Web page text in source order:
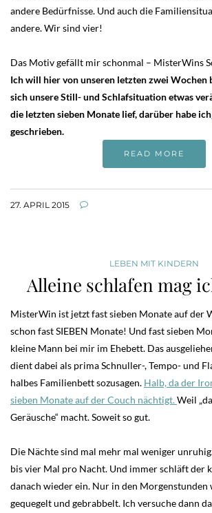
andere Bedürfnisse. Und auch die
andere. Wir sind vier!
Das Motiv gefällt mir schonmal – MisterWins
Ich will hier von unseren letzten zwei Wochen
sich unsere Still- und Schlafsituation etwas
die letzten sieben Monate lief, darüber habe ich
geschrieben.
READ MORE
27. APRIL 2015
LEBEN MIT KINDERN
Alleine schlafen mag
MisterWin ist jetzt fast sieben Monate auf der
schon fast SIEBEN Monate! Und fast sieben
kleine Mann bei mir im Ehebett. Das
dient dabei als prima Schnuller-, Tempo- und
halbes Familienbett sozusagen. Halb, da der
sieben Monate auf der Couch nächtigt.Weil
Geräusche“ macht. Soweit so gut.
Die Nächte sind mal mehr mal weniger
bis vier Mal pro Nacht. Und immer schläft der
danach wieder ein. Nur in den Morgenstunden
gequegelt und gebrabbelt. Ich versuche dann